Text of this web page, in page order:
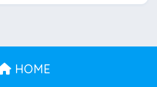
HOME